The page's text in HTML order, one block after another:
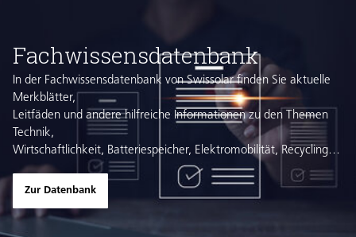
Fachwissensdatenbank
In der Fachwissensdatenbank von Swissolar finden Sie aktuelle
Merkblätter,
Leitfäden und andere hilfreiche Informationen zu den Themen
Technik,
Wirtschaftlichkeit, Batteriespeicher, Elektromobilität, Recycling
und vielen weiteren.
Zur Datenbank